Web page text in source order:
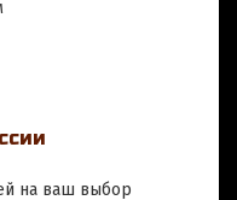
на ваш выбор